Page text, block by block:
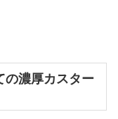
濃厚カスター